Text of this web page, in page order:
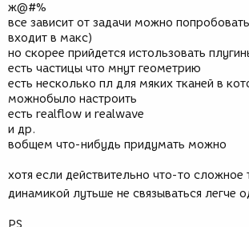
ж@#%
все зависит от задачи можно
входит в макс)
но скорее прийдется истользовать
есть частицы что мнут геометрию
есть несколько пл для мяких тканей в
можнобыло настроить
есть realflow и realwave
и др.
вобщем что-нибудь придумать можно
хотя если действительно что-то сложное
динамикой лутьше не связываться легче
PS